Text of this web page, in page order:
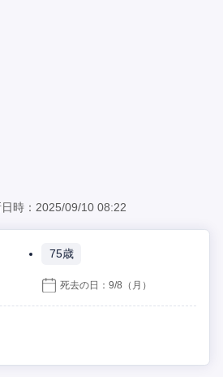
時：2025/09/10 08:22
75歳
死去の日：9/8 （月）